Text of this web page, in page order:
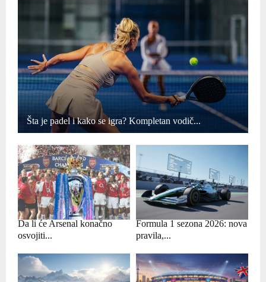
Šta je padel i kako se igra? Kompletan vodič...
Da li će Arsenal konačno
osvojiti...
Formula 1 sezona 2026: nova
pravila,...